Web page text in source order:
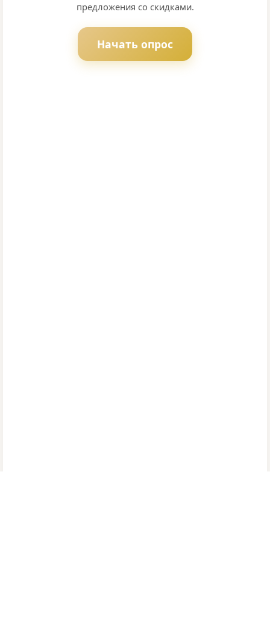
предложения со скидками.
Начать опрос